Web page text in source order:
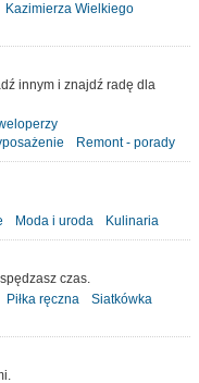
Kazimierza Wielkiego
innym i znajdź radę dla
Remont - porady
Moda i uroda Kulinaria
czas.
Piłka ręczna
Siatkówka